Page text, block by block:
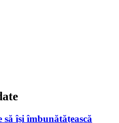
să își îmbunătățească